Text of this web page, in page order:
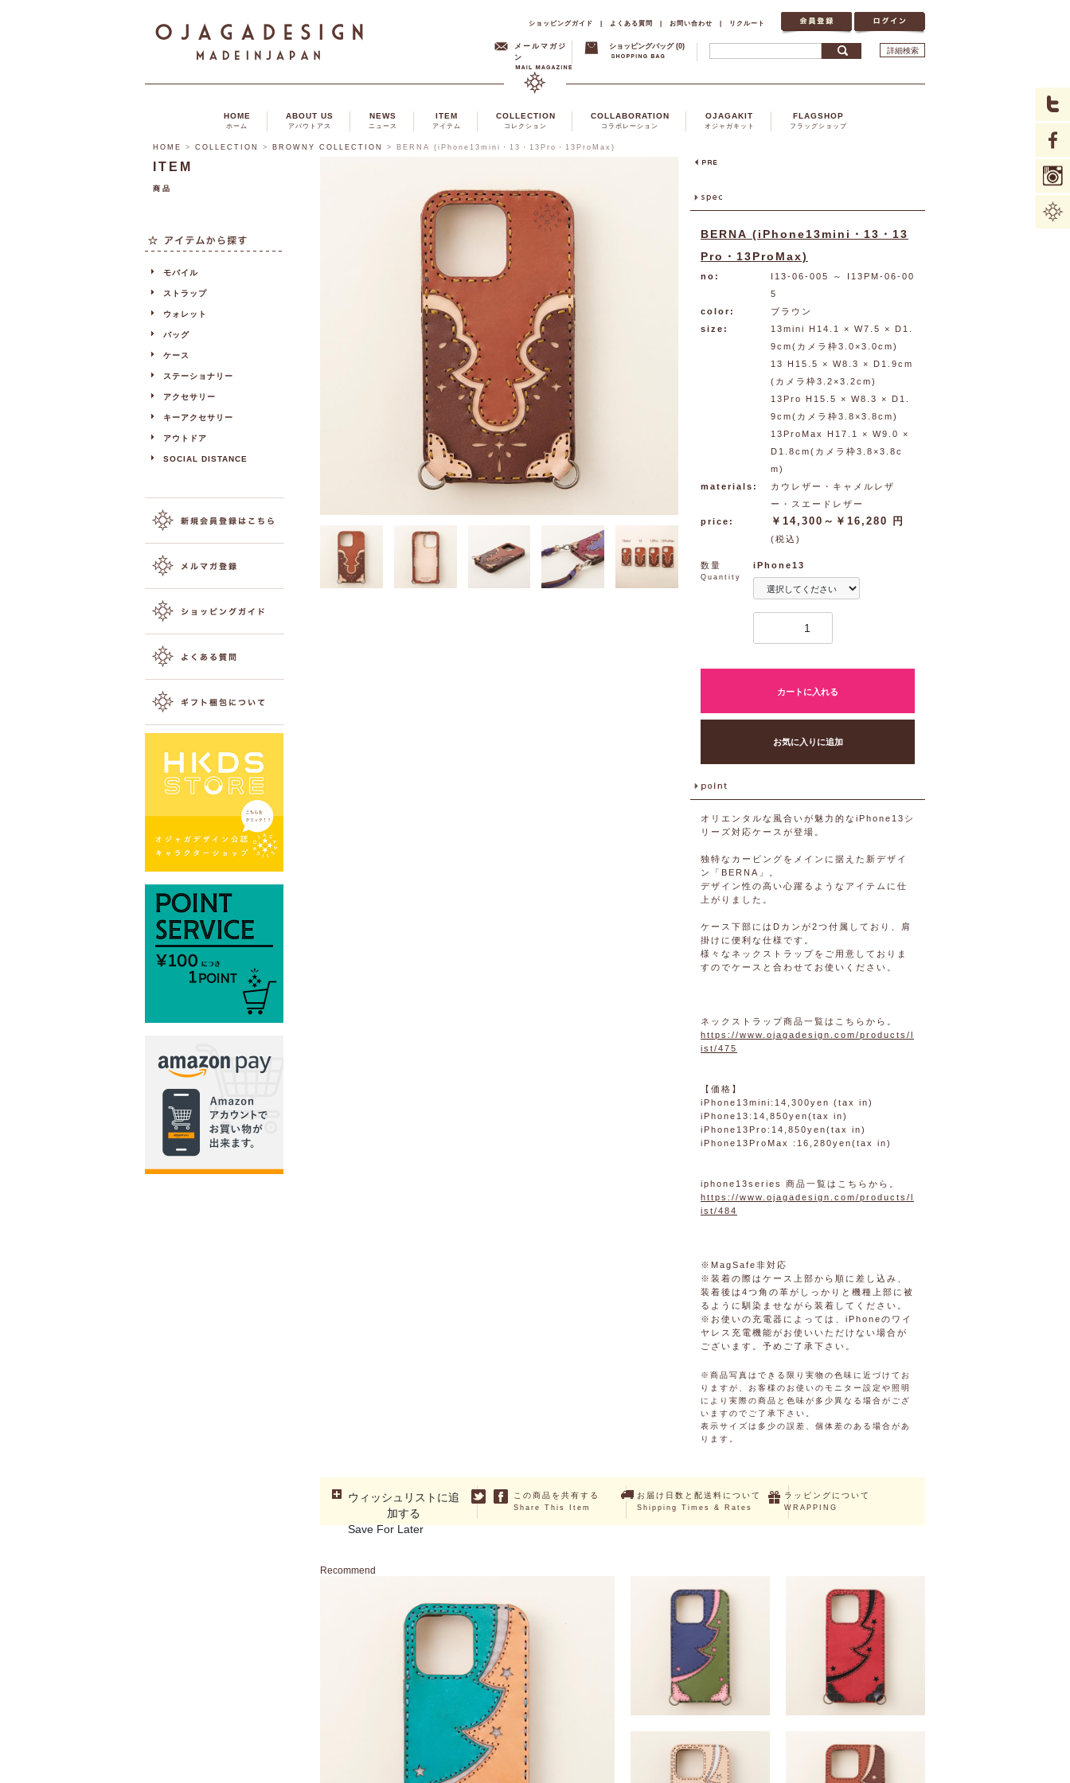
ショッピングガイド | よくある質問 | お問い合わせ | リクルート
メールマガジ
ン
ショッピングバッグ (0) 詳細検索
HOME
ホーム
ABOUT US
アバウトアス
NEWS
ニュース
ITEM
アイテム
COLLECTION
コレクション
COLLABORATION
コラボレーション
OJAGAKIT
オジャガキット
FLAGSHOP
フラッグショップ
HOME > COLLECTION > BROWNY COLLECTION > BERNA (iPhone13mini・13・13Pro・13ProMax)
BERNA (iPhone13mini・13・13
Pro・13ProMax)
no: I13-06-005
～ I13PM-06-00
5
color:
ブラウン
size:
13mini H14.1 × W7.5 × D1.
9cm(カメラ枠3.0×3.0cm)
13 H15.5 × W8.3 × D1.9cm
(カメラ枠3.2×3.2cm)
13Pro H15.5 × W8.3 × D1.
9cm(カメラ枠3.8×3.8cm)
13ProMax H17.1 × W9.0 ×
D1.8cm(カメラ枠3.8×3.8c
m)
materials:
カウレザー・キャメルレザ
ー・スエードレザー
price:
￥14,300～￥16,280 円
(税込)
数量
Quantity
iPhone13
カートに入れる
お気に入りに追加
オリエンタルな風合いが魅力的なiPhone13シ
リーズ対応ケースが登場。
独特なカービングをメインに据えた新デザイ
ン「BERNA」。
デザイン性の高い心躍るようなアイテムに仕
上がりました。
ケース下部にはDカンが2つ付属しており、肩
掛けに便利な仕様です。
様々なネックストラップをご用意しておりま
すのでケースと合わせてお使いください。
ネックストラップ商品一覧はこちらから。
https://www.ojagadesign.com/products/l
ist/475
【価格】
iPhone13mini:14,300yen (tax in)
iPhone13:14,850yen(tax in)
iPhone13Pro:14,850yen(tax in)
iPhone13ProMax :16,280yen(tax in)
iphone13series 商品一覧はこちらから。
https://www.ojagadesign.com/products/l
ist/484
※MagSafe非対応
※装着の際はケース上部から順に差し込み、
装着後は4つ角の革がしっかりと機種上部に被
るように馴染ませながら装着してください。
※お使いの充電器によっては、iPhoneのワイ
ヤレス充電機能がお使いいただけない場合が
ございます。予めご了承下さい。
※商品写真はできる限り実物の色味に近づけてお
りますが、お客様のお使いのモニター設定や照明
により実際の商品と色味が多少異なる場合がござ
いますのでご了承下さい。
表示サイズは多少の誤差、個体差のある場合があ
ります。
ウィッシュリストに追
加する
Save For Later
この商品を共有する
Share This Item
お届け日数と配送料について
Shipping Times & Rates
ラッピングについて
WRAPPING
Recommend
￥14,300 ～ ￥16,280 （税込）
￥14,300 ～ ￥16,280 （税込）
ITEM
商品
モバイル
ストラップ
ウォレット
バッグ
ケース
ステーショナリー
アクセサリー
キーアクセサリー
アウトドア
SOCIAL DISTANCE